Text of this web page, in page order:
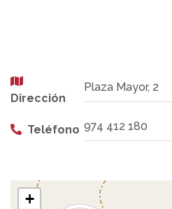
Dirección
Plaza Mayor, 2
Teléfono 974 412 180
+